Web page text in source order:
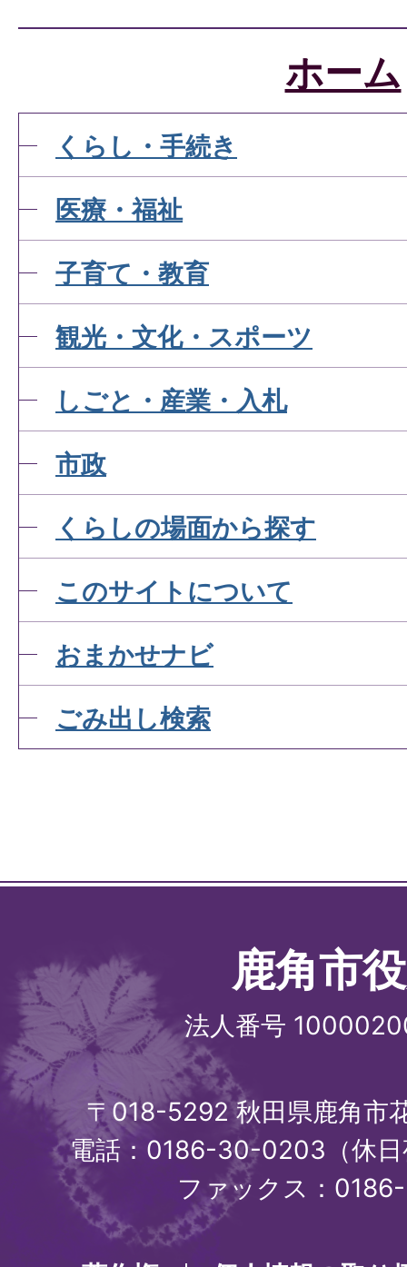
ホーム
くらし・手続き
医療・福祉
子育て・教育
観光・文化・スポーツ
しごと・産業・入札
市政
くらしの場面から探す
このサイトについて
おまかせナビ
ごみ出し検索
鹿角市
法人番号
〒018-5292 秋田県鹿角市
電話：0186-30-0203（休
ファックス：